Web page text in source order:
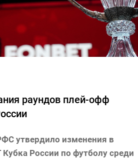
раундов плей-офф
утвердило изменения в
Кубка России по футболу среди